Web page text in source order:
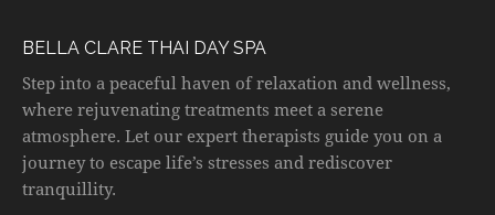
BELLA CLARE THAI DAY SPA
Step into a peaceful haven of relaxation and wellness,
where rejuvenating treatments meet a serene
atmosphere. Let our expert therapists guide you on a
journey to escape life’s stresses and rediscover
tranquillity.